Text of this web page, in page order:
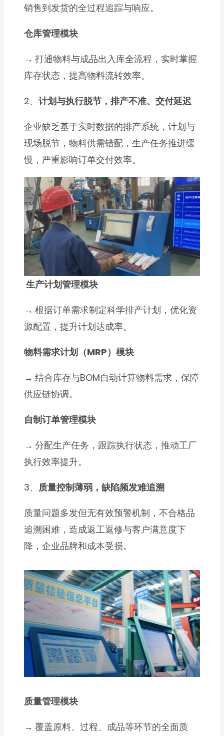
销售到发货的全过程追踪与响应。
仓库管理模块
→打通物料与成品出入库全流程，实时掌握
库存状态，提高物料流转效率。
2、计划与执行脱节，排产不准、交付延迟
企业缺乏基于实时数据的排产系统，计划与
现场脱节，物料供需错配，生产任务推进缓
慢，严重影响订单交付效率。
生产计划管理模块
→根据订单需求制定科学排产计划，优化资
源配置，提升计划达成率。
物料需求计划（MRP）模块
→结合库存与BOM自动计算物料需求，保障
供应链协调。
自制订单管理模块
→分配生产任务，跟踪执行状态，推动工厂
执行效率提升。
3、 质量控制薄弱，缺陷频发难追溯
质量问题多发但无有效预警机制，不合格品
追溯困难，造成返工返修与客户满意度下
降，企业品牌和成本受损。
质量管理模块
→覆盖原料、过程、成品等环节的全面质